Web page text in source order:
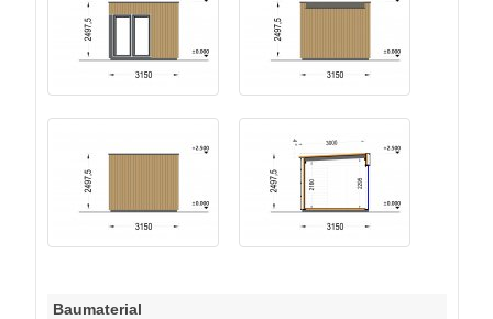
Baumaterial